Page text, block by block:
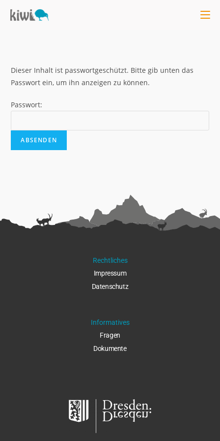
Dieser Inhalt ist passwortgeschützt. Bitte gib unten das
Passwort ein, um ihn anzeigen zu können.
Passwort:
Rechtliches
Impressum
Datenschutz
Informatives
Fragen
Dokumente